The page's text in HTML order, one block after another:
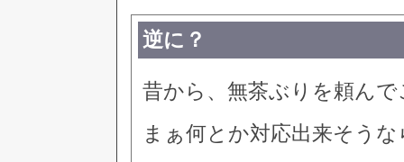
逆に？
昔から、無茶ぶりを頼ん
まぁ何とか対応出来そう